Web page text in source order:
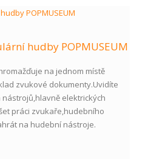
hudby POPMUSEUM
na jednom místě
zvukové dokumenty.Uvidíte
elektrických
práci zvukaře,hudebního
na hudební nástroje.